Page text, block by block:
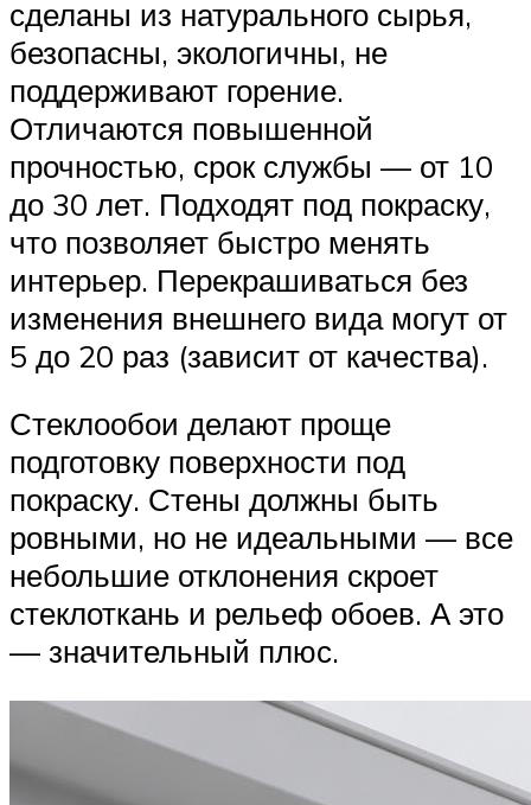
сделаны из натурального сырья,
безопасны, экологичны, не
поддерживают горение.
Отличаются повышенной
прочностью, срок службы — от 10
до 30 лет. Подходят под покраску,
что позволяет быстро менять
интерьер. Перекрашиваться без
изменения внешнего вида могут от
5 до 20 раз (зависит от качества).
Стеклообои делают проще
подготовку поверхности под
покраску. Стены должны быть
ровными, но не идеальными — все
небольшие отклонения скроет
стеклоткань и рельеф обоев. А это
— значительный плюс.